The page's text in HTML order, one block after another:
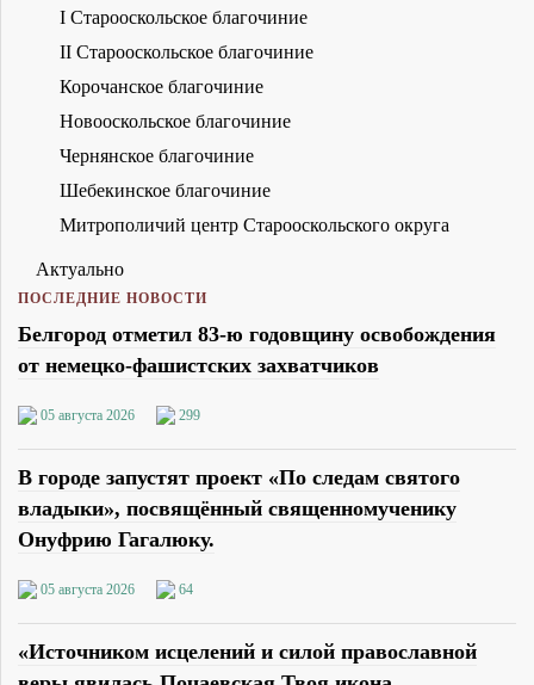
I Старооскольское благочиние
II Старооскольское благочиние
Корочанское благочиние
Новооскольское благочиние
Чернянское благочиние
Шебекинское благочиние
Митрополичий центр Старооскольского округа
Актуально
ПОСЛЕДНИЕ НОВОСТИ
Белгород отметил 83-ю годовщину освобождения
от немецко-фашистских захватчиков
05 августа 2026 299
В городе запустят проект «По следам святого
владыки», посвящённый священномученику
Онуфрию Гагалюку.
05 августа 2026 64
«Источником исцелений и силой православной